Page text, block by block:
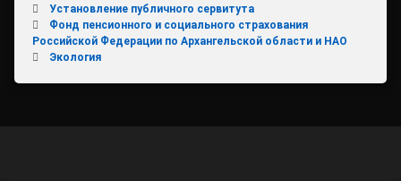
Установление публичного сервитута
Фонд пенсионного и социального страхования
Российской Федерации по Архангельской области и НАО
Экология